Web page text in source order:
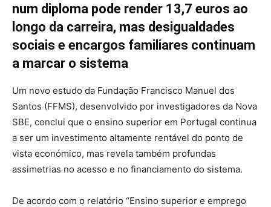
num diploma pode render 13,7 euros ao
longo da carreira, mas desigualdades
sociais e encargos familiares continuam
a marcar o sistema
Um novo estudo da Fundação Francisco Manuel dos
Santos (FFMS), desenvolvido por investigadores da Nova
SBE, conclui que o ensino superior em Portugal continua
a ser um investimento altamente rentável do ponto de
vista económico, mas revela também profundas
assimetrias no acesso e no financiamento do sistema.
De acordo com o relatório “Ensino superior e emprego